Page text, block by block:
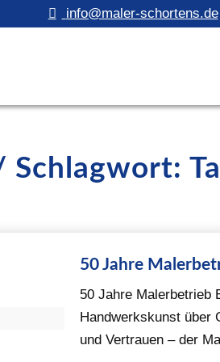
info@maler-schortens.de
Schlagwort:
50 Jahre
50 Jahre Malerbetrieb
Handwerkskunst über
und Vertrauen – der